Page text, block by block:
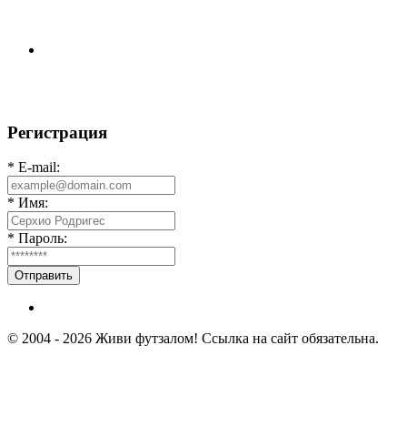
Регистрация
* E-mail:
* Имя:
* Пароль:
Отправить
© 2004 - 2026 Живи футзалом! Ссылка на сайт обязательна.